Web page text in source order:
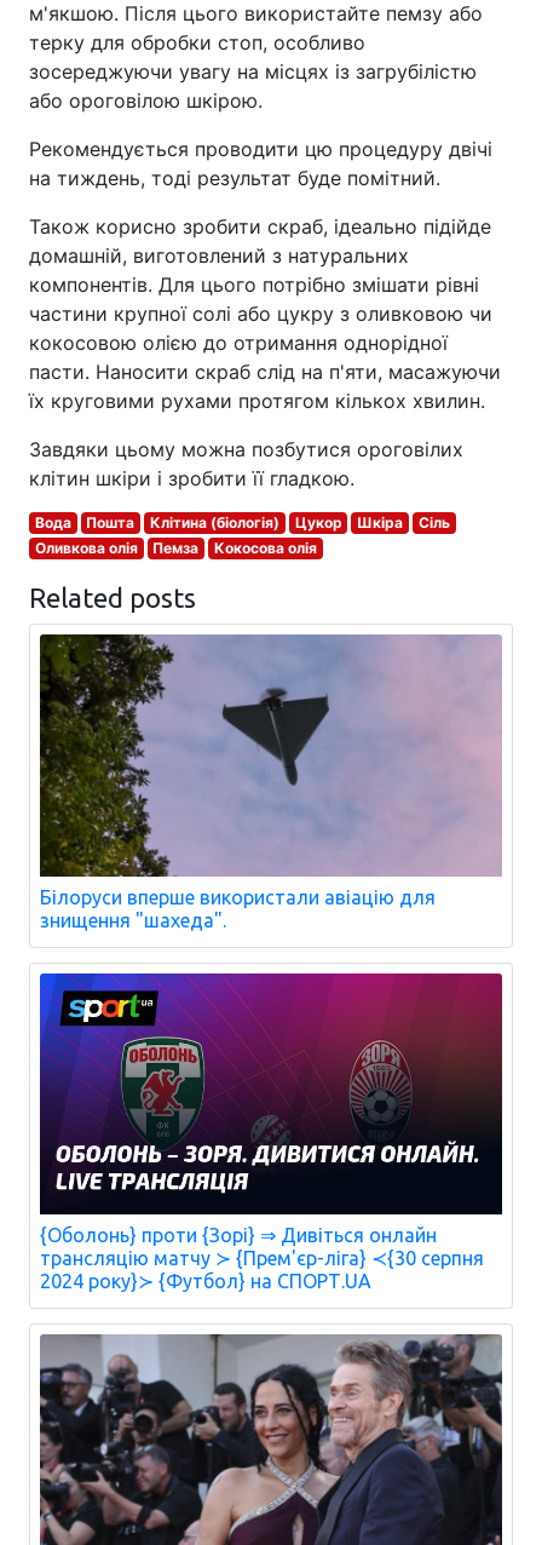
м'якшою. Після цього використайте пемзу або
терку для обробки стоп, особливо
зосереджуючи увагу на місцях із загрубілістю
або ороговілою шкірою.
Рекомендується проводити цю процедуру двічі
на тиждень, тоді результат буде помітний.
Також корисно зробити скраб, ідеально підійде
домашній, виготовлений з натуральних
компонентів. Для цього потрібно змішати рівні
частини крупної солі або цукру з оливковою чи
кокосовою олією до отримання однорідної
пасти. Наносити скраб слід на п'яти, масажуючи
їх круговими рухами протягом кількох хвилин.
Завдяки цьому можна позбутися ороговілих
клітин шкіри і зробити її гладкою.
Вода Пошта Клітина (біологія) Цукор Шкіра
Сіль
Оливкова олія
Пемза Кокосова олія
Related posts
Білоруси вперше використали авіацію для
знищення "шахеда".
{Оболонь} проти {Зорі} ⇒ Дивіться онлайн
трансляцію матчу ≻ {Прем'єр-ліга} ≺{30 серпня
2024 року}≻ {Футбол} на СПОРТ.UA